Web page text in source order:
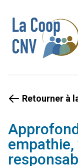
Retourner à
empathie,